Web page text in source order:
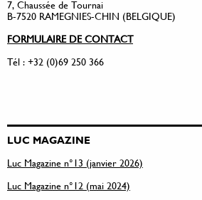
7, Chaussée de Tournai
B-7520 RAMEGNIES-CHIN (BELGIQUE)
FORMULAIRE DE CONTACT
Tél : +32 (0)69 250 366
LUC MAGAZINE
Luc Magazine n°13 (janvier 2026)
Luc Magazine n°12 (mai 2024)